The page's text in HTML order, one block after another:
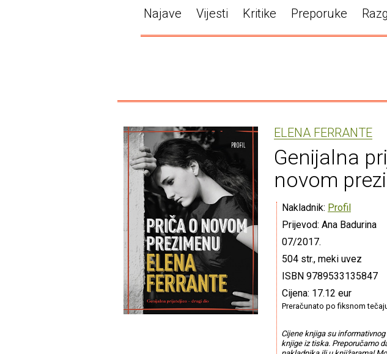
Najave Vijesti Kritike Preporuke
ELENA FERRANTE
Genijalna
novom
Nakladnik: Profil
Prijevod: Ana Badurina
07/2017.
504 str., meki uvez
ISBN 9789533135847
Cijena: 17.12 eur
Preračunato po fiksnom
Cijene knjiga su
knjige iz tiska. Preporučamo